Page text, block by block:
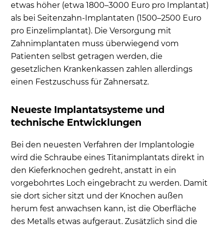
etwas höher (etwa 1800–3000 Euro pro Implantat)
als bei Seitenzahn-Implantaten (1500–2500 Euro
pro Einzelimplantat). Die Versorgung mit
Zahnimplantaten muss überwiegend vom
Patienten selbst getragen werden, die
gesetzlichen Krankenkassen zahlen allerdings
einen Festzuschuss für Zahnersatz.
Neueste Implantatsysteme und
technische Entwicklungen
Bei den neuesten Verfahren der Implantologie
wird die Schraube eines Titanimplantats direkt in
den Kieferknochen gedreht, anstatt in ein
vorgebohrtes Loch eingebracht zu werden. Damit
sie dort sicher sitzt und der Knochen außen
herum fest anwachsen kann, ist die Oberfläche
des Metalls etwas aufgeraut. Zusätzlich sind die